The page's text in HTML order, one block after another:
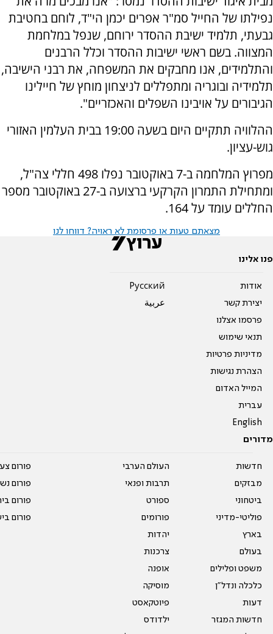
נפילתו של החייל סמ"ר אפרים יכמן הי"ד, לוחם בחטיבת
גבעתי, תלמיד ישיבת ההסדר ירוחם, שנפל במלחמת
המצווה. בשם ראשי ישיבות ההסדר וכלל הרבנים
והתלמידים, אנו מחבקים את המשפחה, את רבני הישיבה,
תלמידיה ובוגריה ומתפללים לניצחון מוחץ של חיילינו
הגיבורים על אויבינו השפלים והאכזריים".
ההלוויה תתקיים היום בשעה 19:00 בבית העלמין האזורי
גוש-עציון.
מפרוץ המלחמה ב-7 באוקטובר נפלו 498 חללי צה"ל,
ומתחילת התמרון הקרקעי ברצועה ב-27 באוקטובר מספר
החללים עומד על 164.
מצאתם טעות או פרסומת לא ראויה? דווחו לנו
פנו אלינו
אודות
יצירת קשר
פרסמו אצלנו
תנאי שימוש
מדיניות פרטיות
הצהרת נגישות
המייל האדום
עברית
English
Pусский
عربية
מדורים
חדשות
מבזקים
ביטחוני
פוליטי-מדיני
בארץ
בעולם
משפט ופלילים
כלכלה ונדל"ן
דעות
חדשות המגזר
העולם הערבי
תרבות ופנאי
ספורט
פורומים
יהדות
צרכנות
אופנה
מוסיקה
פיוטקאסט
ילדודס
פורום
פורום
פורום
פורום